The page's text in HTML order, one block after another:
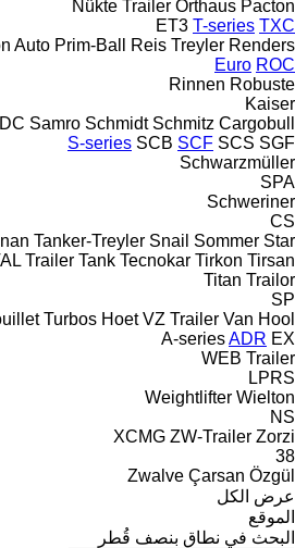
Nükte Trailer Orthaus Pacton
ET3 T-series TXC
Auto Prim-Ball Reis Treyler Renders
Euro ROC
Rinnen Robuste
Kaiser
Samro Schmidt Schmitz Cargobull
S-series SCB SCF SCS SGF
Schwarzmüller
SPA
Schweriner
CS
Tanker-Treyler Snail Sommer Star
Trailer Tank Tecnokar Tirkon Tirsan
Titan Trailor
SP
Turbos Hoet VZ Trailer Van Hool
A-seriesADR EX
WEB Trailer
LPRS
Weightlifter Wielton
NS
XCMG ZW-Trailer Zorzi
38
Zwalve Çarsan Özgül
عرض الكل
الموقع
البحث في نطاق بنصف قُطر